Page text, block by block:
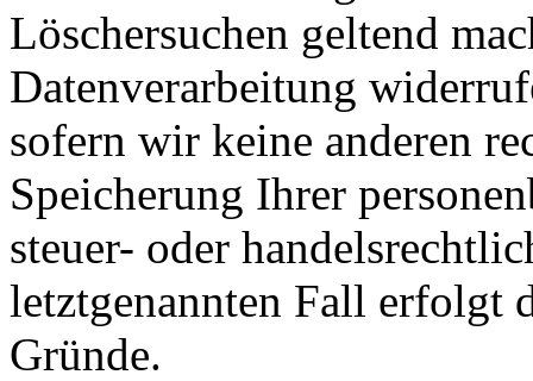
Löschersuchen geltend
Datenverarbeitung
sofern wir keine anderen
Speicherung Ihrer
steuer- oder
letztgenannten Fall erfolgt
Gründe.